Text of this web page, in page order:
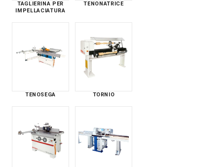
TAGLIERINA PER
IMPELLACIATURA
TENONATRICE
TENOSEGA TORNIO